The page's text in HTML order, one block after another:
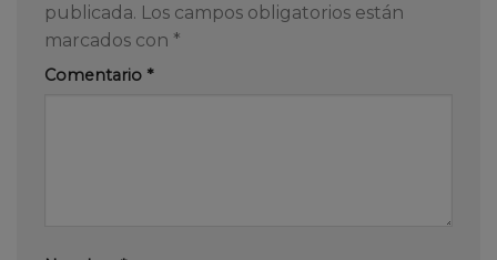
publicada. Los campos obligatorios están
marcados con *
Comentario *